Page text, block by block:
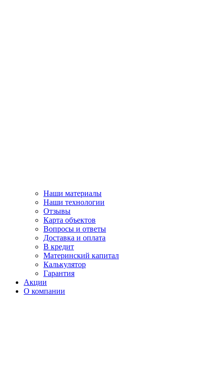
Наши материалы
Наши технологии
Отзывы
Карта объектов
Вопросы и ответы
Доставка и оплата
В кредит
Материнский капитал
Калькулятор
Гарантия
Акции
О компании